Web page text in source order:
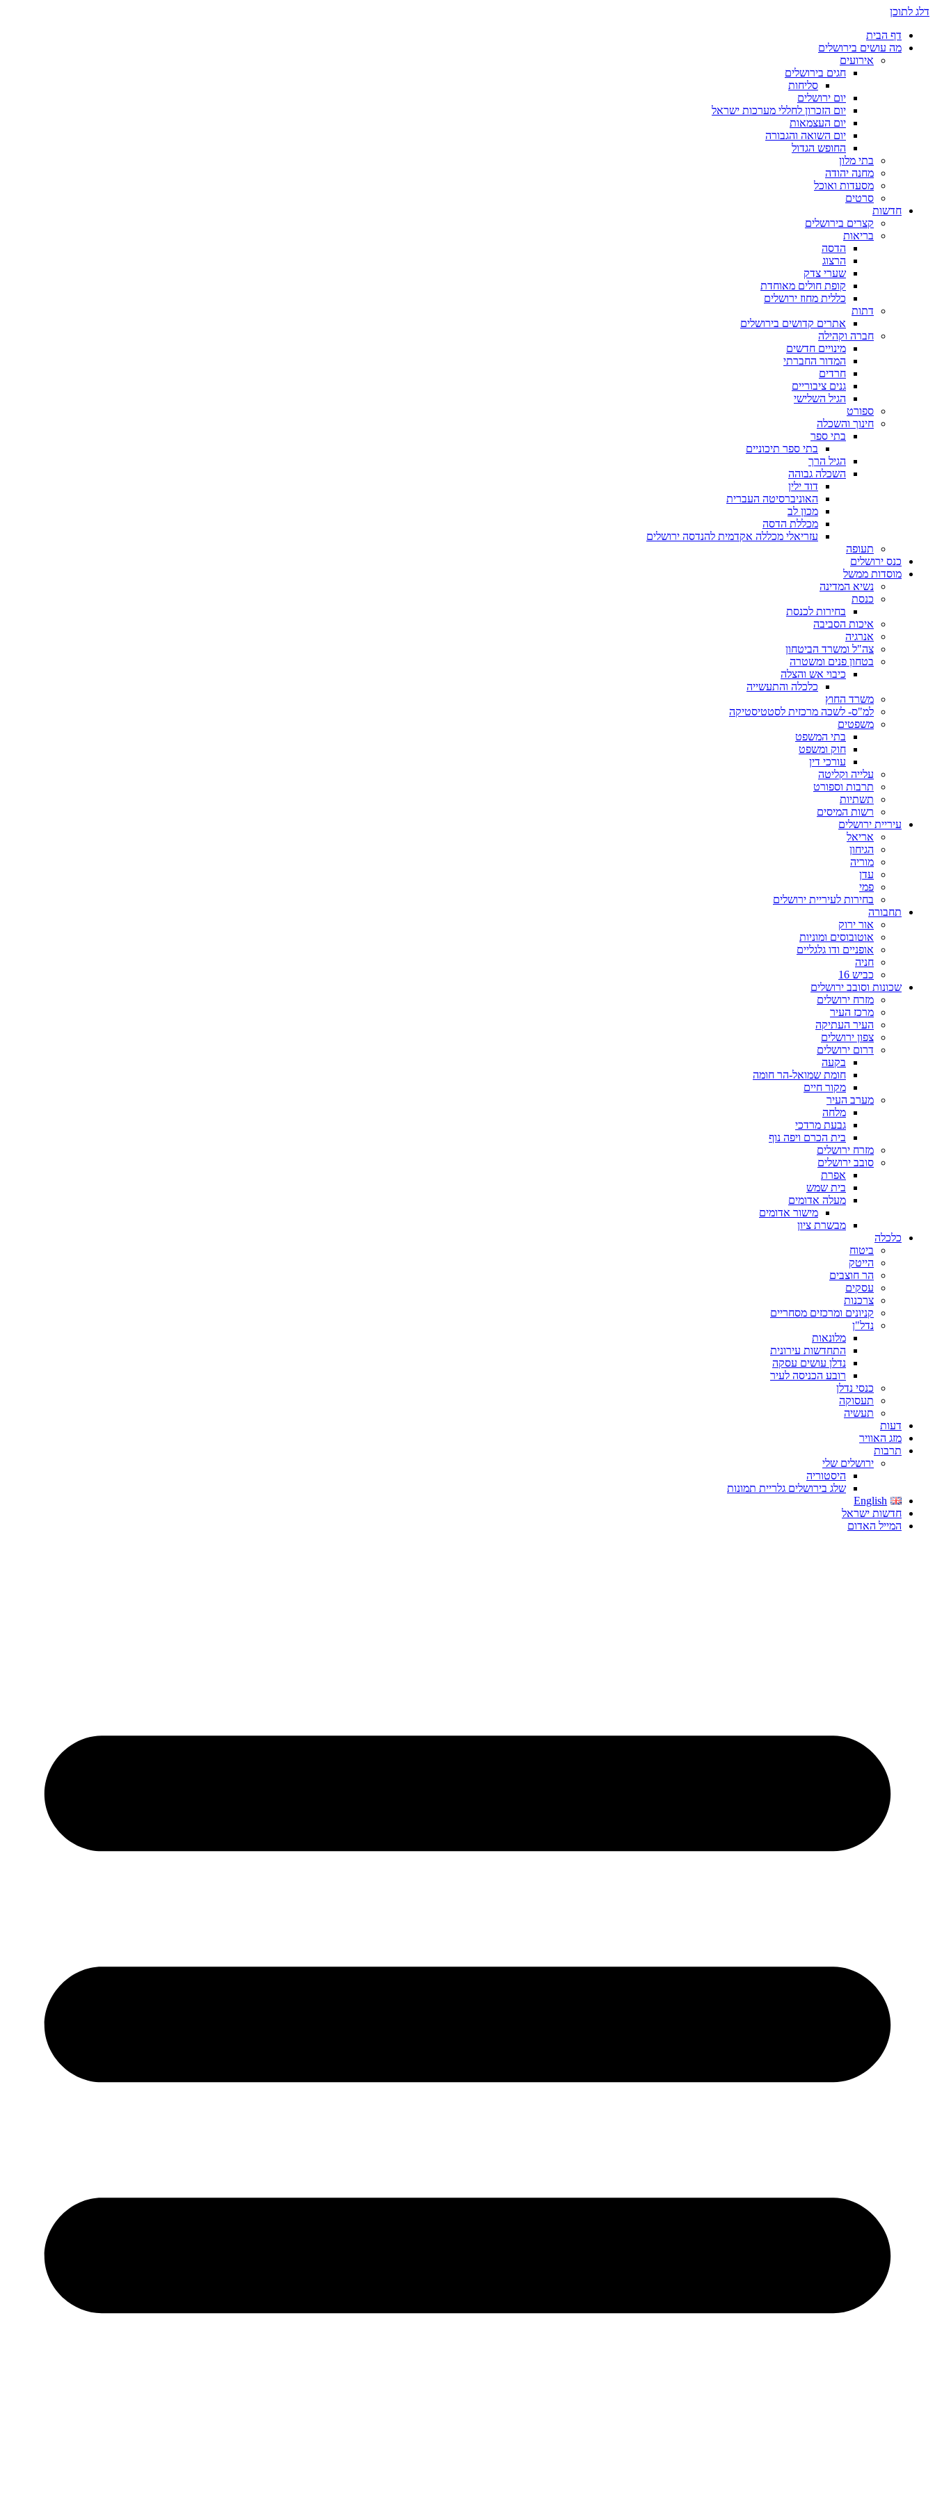
דלג לתוכן
דף הבית
מה עושים בירושלים
אירועים
חגים בירושלים
סליחות
יום ירושלים
יום הזכרון לחללי מערכות ישראל
יום העצמאות
יום השואה והגבורה
החופש הגדול
בתי מלון
מחנה יהודה
מסעדות ואוכל
סרטים
חדשות
קצרים בירושלים
בריאות
הדסה
הרצוג
שערי צדק
קופת חולים מאוחדת
כללית מחוז ירושלים
דתות
אתרים קדושים בירושלים
חברה וקהילה
מינויים חדשים
המדור החברתי
חרדים
גנים ציבוריים
הגיל השלישי
ספורט
חינוך והשכלה
בתי ספר
בתי ספר תיכוניים
הגיל הרך
השכלה גבוהה
דוד ילין
האוניברסיטה העברית
מכון לב
מכללת הדסה
עזריאלי מכללה אקדמית להנדסה ירושלים
תעופה
כנס ירושלים
מוסדות ממשל
נשיא המדינה
כנסת
בחירות לכנסת
איכות הסביבה
אנרגיה
צה"ל ומשרד הביטחון
בטחון פנים ומשטרה
כיבוי אש והצלה
כלכלה והתעשייה
משרד החוץ
למ"ס- לשכה מרכזית לסטטיסטיקה
משפטים
בתי המשפט
חוק ומשפט
עורכי דין
עלייה וקליטה
תרבות וספורט
תשתיות
רשות המיסים
עיריית ירושלים
אריאל
הגיחון
מוריה
עדן
פמי
בחירות לעיריית ירושלים
תחבורה
אור ירוק
אוטובוסים ומוניות
אופניים ודו גלגליים
חניה
כביש 16
שכונות וסובב ירושלים
מזרח ירושלים
מרכז העיר
העיר העתיקה
צפון ירושלים
דרום ירושלים
בקעה
חומת שמואל-הר חומה
מקור חיים
מערב העיר
מלחה
גבעת מרדכי
בית הכרם ויפה נוף
מזרח ירושלים
סובב ירושלים
אפרת
בית שמש
מעלה אדומים
מישור אדומים
מבשרת ציון
כלכלה
ביטוח
הייטק
הר חוצבים
עסקים
צרכנות
קניונים ומרכזים מסחריים
נדל"ן
מלונאות
התחדשות עירונית
נדלן עושים עסקה
רובע הכניסה לעיר
כנסי נדלן
תעסוקה
תעשיה
דעות
מזג האוויר
תרבות
ירושלים שלי
היסטוריה
שלג בירושלים גלריית תמונות
English
חדשות ישראל
המייל האדום